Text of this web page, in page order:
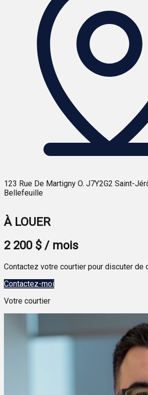
123 Rue De Martigny O. J7Y2G2 Saint-
Bellefeuille
123 Rue De Martigny O. J7Y2G2 Saint-
Laurentides Bellefeuille
+
À LOUER
2 200 $ / mois
Contactez votre courtier pour discuter de
Contactez-moi
Votre courtier